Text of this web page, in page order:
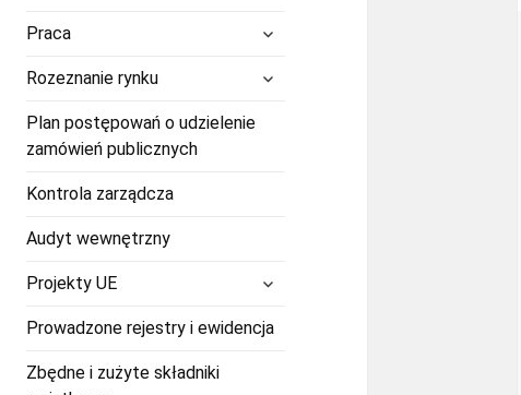
Praca
Rozeznanie rynkurozwiń
menu
potomne
Plan postępowań o udzielenie
zamówień publicznych
Kontrola zarządcza
Audyt wewnętrzny
Projekty UE
potomne
Prowadzone rejestry i ewidencja
Zbędne i zużyte składniki